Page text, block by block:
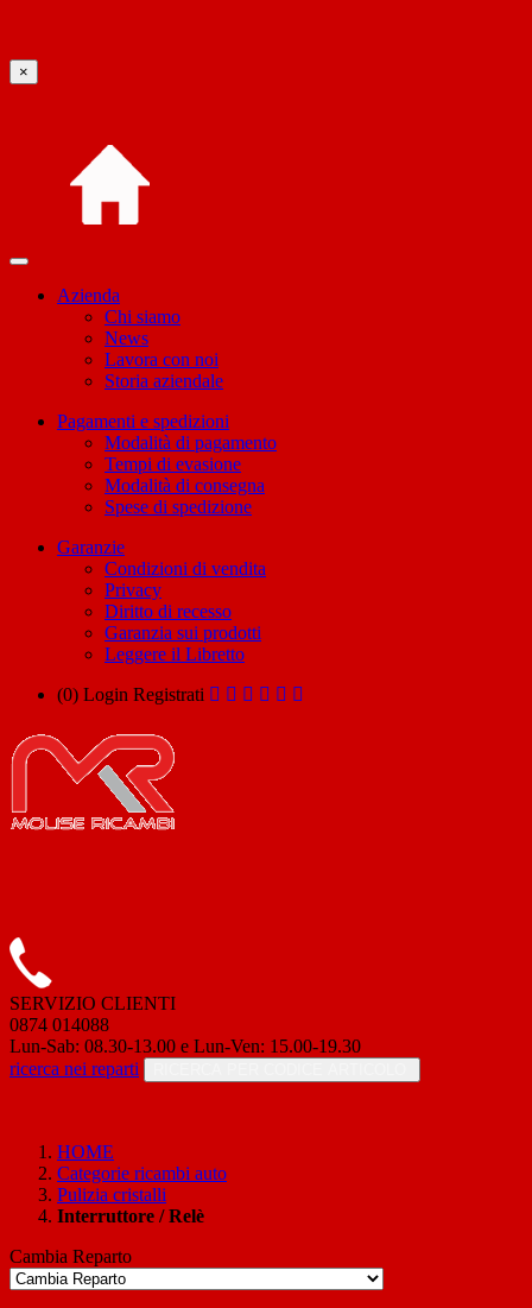
×
Azienda
Chi siamo
News
Lavora con noi
Storia aziendale
Pagamenti e spedizioni
Modalità di pagamento
Tempi di evasione
Modalità di consegna
Spese di spedizione
Garanzie
Condizioni di vendita
Privacy
Diritto di recesso
Garanzia sui prodotti
Leggere il Libretto
(0) Login Registrati
SERVIZIO CLIENTI
0874 014088
Lun-Sab: 08.30-13.00 e Lun-Ven: 15.00-19.30
ricerca nei reparti
HOME
Categorie ricambi auto
Pulizia cristalli
Interruttore / Relè
Cambia Reparto